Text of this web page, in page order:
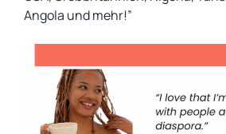
Angola und mehr!”